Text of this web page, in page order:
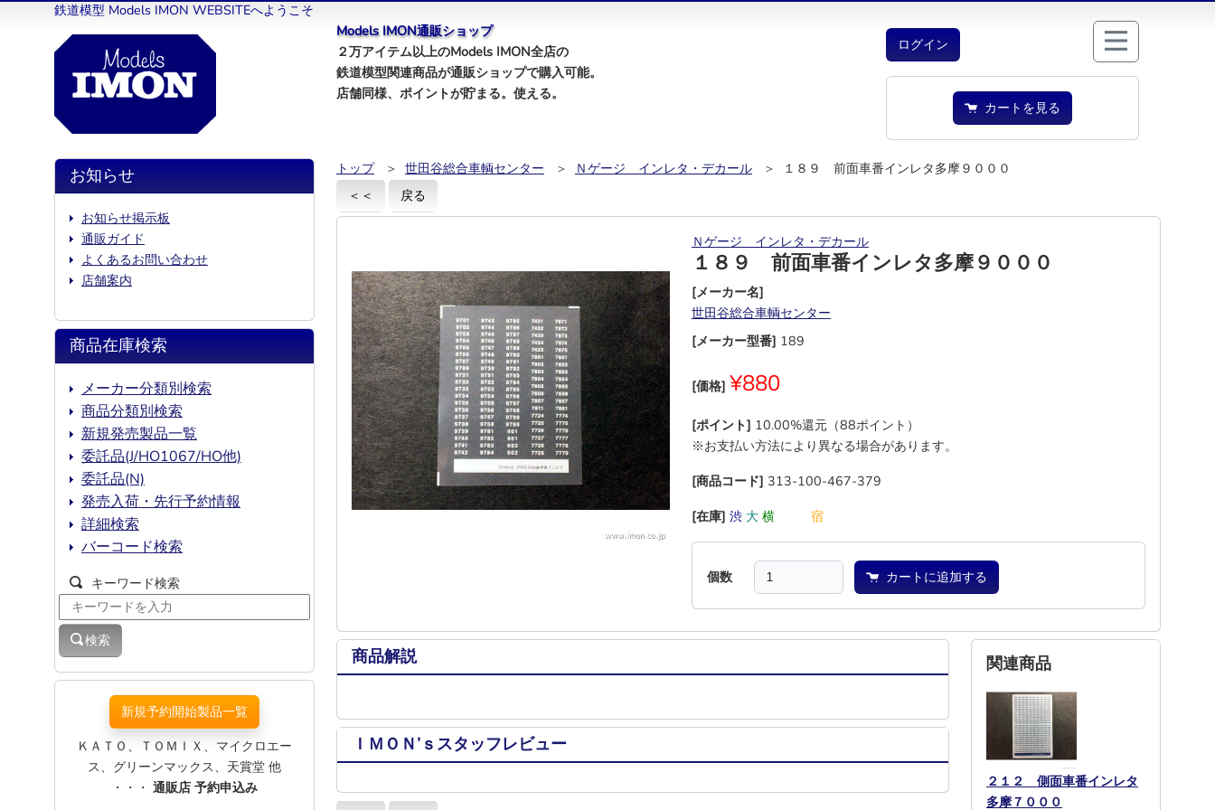
鉄道模型 Models IMON WEBSITEへようこそ
Models IMON通販ショップ
２万アイテム以上のModels IMON全店の
鉄道模型関連商品が通販ショップで購入可能。
店舗同様、ポイントが貯まる。使える。
ログイン
カートを見る
トップ ＞ 世田谷総合車輌センター ＞ Ｎゲージ インレタ・デカール
＞ １８９ 前面車番インレタ多摩９０００
＜＜
戻る
Ｎゲージ インレタ・デカール
１８９ 前面車番インレタ多摩９０００
[メーカー名]
世田谷総合車輌センター
[メーカー型番] 189
[価格] ¥880
[ポイント] 10.00%還元（88ポイント）
※お支払い方法により異なる場合があります。
[商品コード] 313-100-467-379
[在庫] 渋 大 横 宿
個数 カートに追加する
商品解説
ＩＭＯＮ’ｓスタッフレビュー
関連商品
２１２ 側面車番インレタ
多摩７０００
お知らせ
お知らせ掲示板
通販ガイド
よくあるお問い合わせ
店舗案内
商品在庫検索
メーカー分類別検索
商品分類別検索
新規発売製品一覧
委託品(J/HO1067/HO他)
委託品(N)
発売入荷・先行予約情報
詳細検索
バーコード検索
キーワード検索
検索
新規予約開始製品一覧
ＫＡＴＯ、ＴＯＭＩＸ、マイクロエー
ス、グリーンマックス、天賞堂 他
・・・ 通販店 予約申込み